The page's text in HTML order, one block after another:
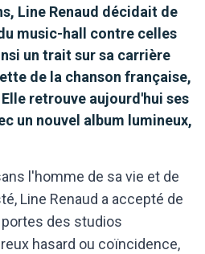
Line Renaud décidait de
music-hall contre celles
un trait sur sa carrière
de la chanson française,
retrouve aujourd'hui ses
un nouvel album lumineux,
l'homme de sa vie et de
Line Renaud a accepté de
des studios
hasard ou coïncidence,